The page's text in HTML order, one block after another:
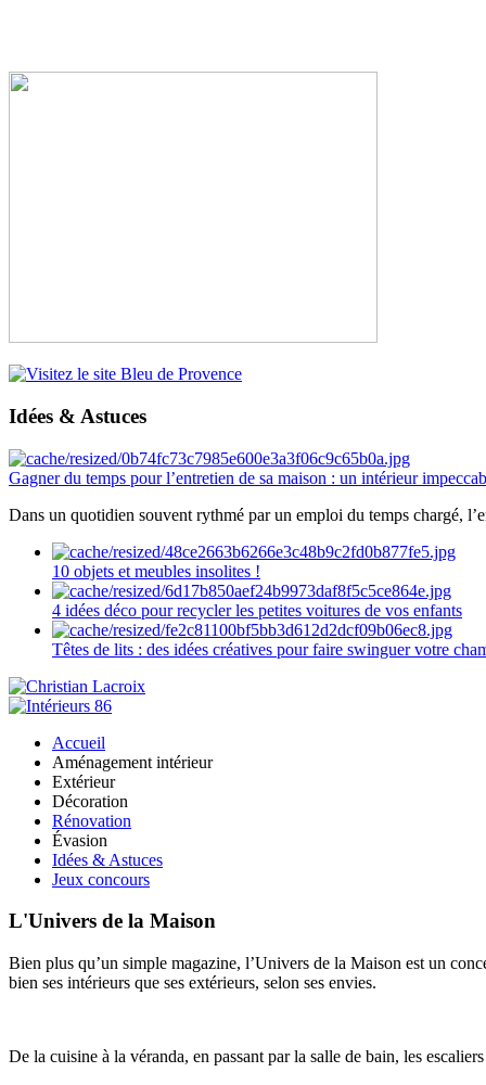
Idées & Astuces
Gagner du temps pour l’entretien de sa maison : un intérieur
Dans un quotidien souvent rythmé par un emploi du temps chargé,
10 objets et meubles insolites !
4 idées déco pour recycler les petites voitures de vos enfants
Têtes de lits : des idées créatives pour faire swinguer votre
Accueil
Aménagement intérieur
Extérieur
Décoration
Rénovation
Évasion
Idées & Astuces
Jeux concours
L'Univers de la Maison
Bien plus qu’un simple magazine, l’Univers de la Maison est un
bien ses intérieurs que ses extérieurs, selon ses envies.
De la cuisine à la véranda, en passant par la salle de bain, les